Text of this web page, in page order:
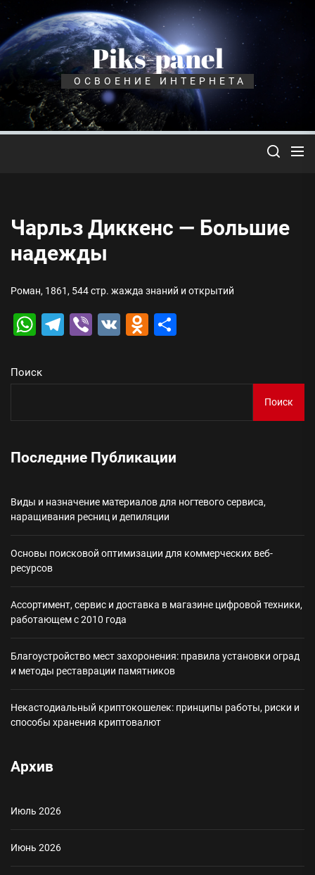
Перейти
содержимому
Piks-panel
ОСВОЕНИЕ ИНТЕРНЕТА
Чарльз Диккенс — Большие
надежды
Роман, 1861, 544 стр. жажда знаний и открытий
WhatsApp
Telegram
Viber
VK Odnoklassniki
Поиск
Поиск
Последние Публикации
Виды и назначение материалов для ногтевого сервиса,
наращивания ресниц и депиляции
Основы поисковой оптимизации для коммерческих веб-
ресурсов
Ассортимент, сервис и доставка в магазине цифровой техники,
работающем с 2010 года
Благоустройство мест захоронения: правила установки оград
и методы реставрации памятников
Некастодиальный криптокошелек: принципы работы, риски и
способы хранения криптовалют
Архив
Июль 2026
Июнь 2026